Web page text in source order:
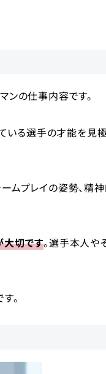
ンの仕事内容です。
ている選手の才能を見
ムプレイの姿勢、精
大切です。選手本人や
。